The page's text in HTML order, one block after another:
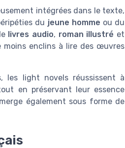
intégrées dans le texte,
du jeune homme ou du
livres audio, roman illustré et
enclins à lire des œuvres
les light novels réussissent à
en préservant leur essence
également sous forme de